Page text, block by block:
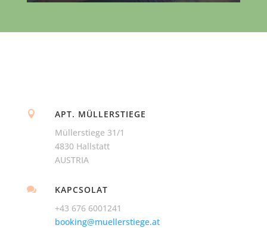

APT. MÜLLERSTIEGE
Müllerstiege 31/1
4830 Hallstatt
AUSTRIA

KAPCSOLAT
+43 676 6001241
booking@muellerstiege.at